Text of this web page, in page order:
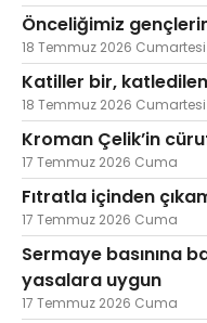
Önceliğimiz
18 Temmuz 2026 Cumartesi
Katiller bir,
18 Temmuz 2026 Cumartesi
Kroman Çelik’in
17 Temmuz 2026 Cuma
Fıtratla içinden
17 Temmuz 2026 Cuma
Sermaye basınına
yasalara uygun
17 Temmuz 2026 Cuma